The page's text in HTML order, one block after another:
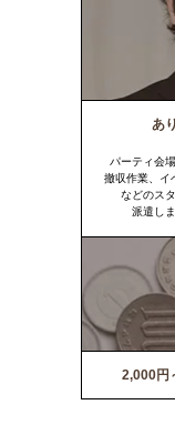
あり
パーティ会場
撤収作業、イ
などのス
派遣しま
2,000円